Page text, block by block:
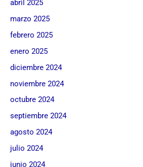
abril 2025
marzo 2025
febrero 2025
enero 2025
diciembre 2024
noviembre 2024
octubre 2024
septiembre 2024
agosto 2024
julio 2024
junio 2024